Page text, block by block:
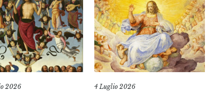
2026 4 Luglio 2026